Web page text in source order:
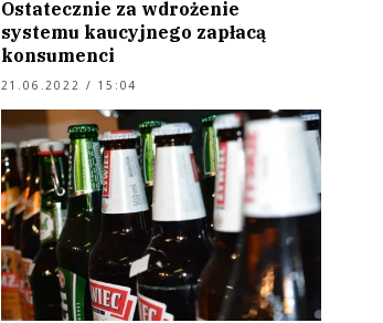
Ostatecznie za wdrożenie
systemu kaucyjnego zapłacą
konsumenci
21.06.2022 / 15:04